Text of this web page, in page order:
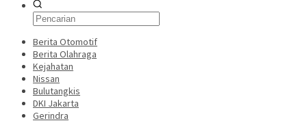
Berita Otomotif
Berita Olahraga
Kejahatan
Nissan
Bulutangkis
DKI Jakarta
Gerindra